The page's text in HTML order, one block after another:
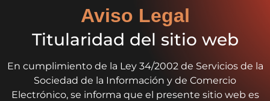
Aviso Legal
Titularidad del sitio web
En cumplimiento de la Ley 34/2002 de Servicios de la
Sociedad de la Información y de Comercio
Electrónico, se informa que el presente sitio web es